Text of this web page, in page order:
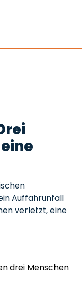
Auffahrunfall
verletzt, eine